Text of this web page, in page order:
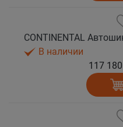
В наличии
117